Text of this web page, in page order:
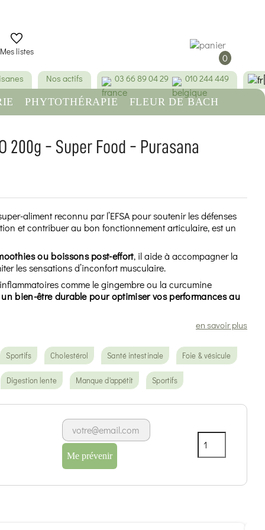
Mes listes 0
Nos actifs 03 66 89 04 29 010 244 449
PHYTOTHÉRAPIE
FLEUR DE BACH
200g - Super Food - Purasana
(13 avis)
aliment reconnu par l’EFSA pour soutenir les défenses
et contribuer au bon fonctionnement articulaire, est un
ou boissons post-effort, il aide à accompagner la
les sensations d’inconfort musculaire.
comme le gingembre ou la curcumine
bien-être durable pour optimiser vos performances au
en savoir plus
Sportifs Cholestérol Santé intestinale Foie & vésicule
Digestion lente Manque d'appétit Sportifs
Me prévenir